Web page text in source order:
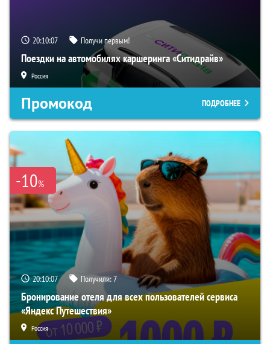
20:10:06 Получи первым!
Поездки на автомобилях каршеринга «Ситидрайв»
Россия
Промокод ПОДРОБНЕЕ
-10%
20:10:06 Получили:7
Бронирование отеля для всех пользователей сервиса
«Яндекс Путешествия»
Россия